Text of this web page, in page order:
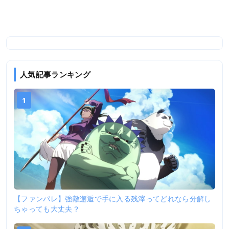
人気記事ランキング
1
【ファンパレ】強敵邂逅で手に入る残滓ってどれなら分解し
ちゃっても大丈夫？